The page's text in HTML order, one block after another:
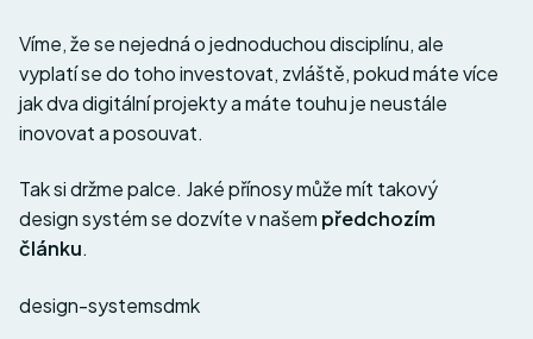
Víme, že se nejedná o jednoduchou disciplínu, ale
vyplatí se do toho investovat, zvláště, pokud máte více
jak dva digitální projekty a máte touhu je neustále
inovovat a posouvat.
Tak si držme palce. Jaké přínosy může mít takový
design systém se dozvíte v našem předchozím
článku.
design-systemsdmk